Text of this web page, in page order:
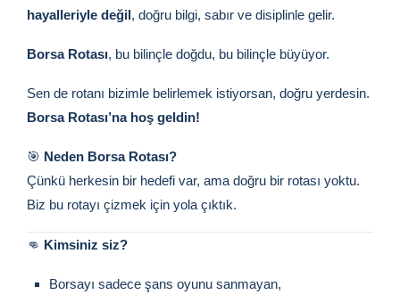
hayalleriyle değil, doğru bilgi, sabır ve disiplinle gelir.
Borsa Rotası, bu bilinçle doğdu, bu bilinçle büyüyor.
Sen de rotanı bizimle belirlemek istiyorsan, doğru yerdesin.
Borsa Rotası’na hoş geldin!
🎯 Neden Borsa Rotası?
Çünkü herkesin bir hedefi var, ama doğru bir rotası yoktu.
Biz bu rotayı çizmek için yola çıktık.
👊 Kimsiniz siz?
Borsayı sadece şans oyunu sanmayan,